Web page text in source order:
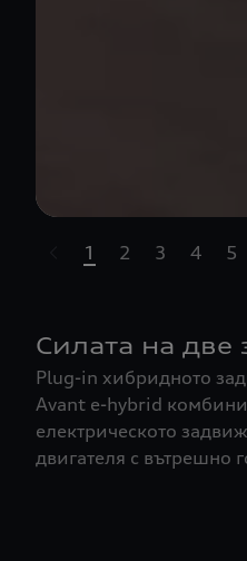
highlights.skipLinkText__
1 2 3 4 5
Силата на две
Plug-in хибридното
Avant e-hybrid
електрическото
двигателя с вътрешно